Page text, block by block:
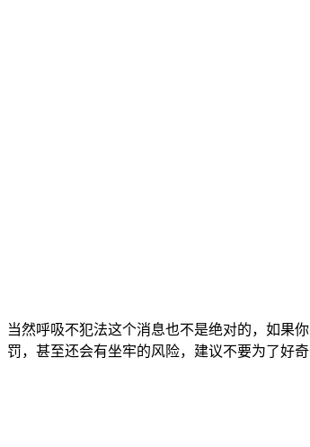
当然呼吸不犯法这个消息也不是绝对的，如果
罚，甚至还会有坐牢的风险，建议不要为了好奇